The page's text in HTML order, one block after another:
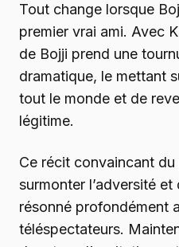
Tout change lorsque
premier vrai ami. Avec
de Bojji prend une
dramatique, le mettant
tout le monde et de
légitime.
Ce récit convaincant
surmonter l’adversité
résonné profondément
téléspectateurs.